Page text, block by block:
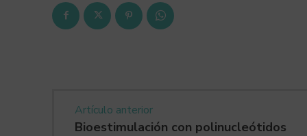
Artículo anterior
Bioestimulación con polinucleótidos